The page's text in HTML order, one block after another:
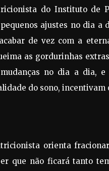
do Instituto de
ajustes no dia
de vez com a
as gordurinhas
mudanças no dia a dia,
do sono, incentivam
orienta
que não ficará tanto